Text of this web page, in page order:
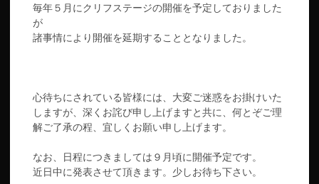
毎年５月にクリフステージの開催を予定しておりました
が
諸事情により開催を延期することとなりました。
心待ちにされている皆様には、大変ご迷惑をお掛けいた
しますが、深くお詫び申し上げますと共に、何とぞご理
解ご了承の程、宜しくお願い申し上げます。
なお、日程につきましては９月頃に開催予定です。
近日中に発表させて頂きます。少しお待ち下さい。